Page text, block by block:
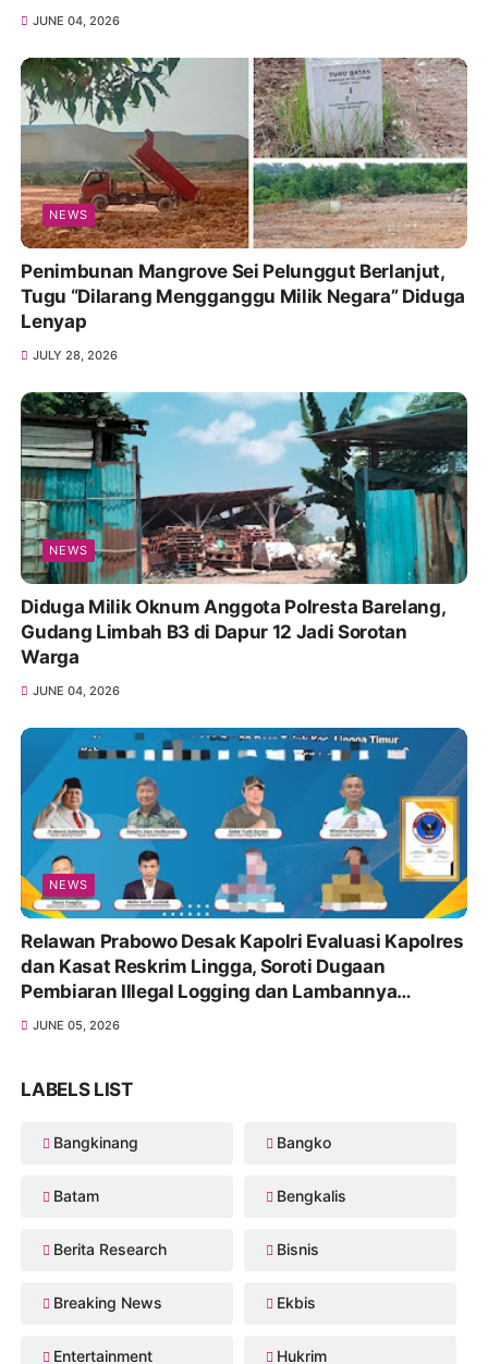
JUNE 04, 2026
NEWS
Penimbunan Mangrove Sei Pelunggut Berlanjut,
Tugu “Dilarang Mengganggu Milik Negara” Diduga
Lenyap
JULY 28, 2026
NEWS
Diduga Milik Oknum Anggota Polresta Barelang,
Gudang Limbah B3 di Dapur 12 Jadi Sorotan
Warga
JUNE 04, 2026
NEWS
Relawan Prabowo Desak Kapolri Evaluasi Kapolres
dan Kasat Reskrim Lingga, Soroti Dugaan
Pembiaran Illegal Logging dan Lambannya
Penanganan Korupsi
JUNE 05, 2026
LABELS LIST
Bangkinang Bangko
Batam Bengkalis
Berita Research Bisnis
Breaking News Ekbis
Entertainment Hukrim